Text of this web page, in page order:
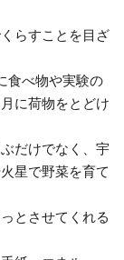
らすことを目ざ
食べ物や実験の
に荷物をとどけ
だけでなく、宇
星で野菜を育て
とさせてくれる